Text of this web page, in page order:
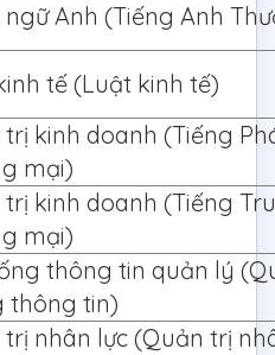
Anh (Tiếng Anh
tế (Luật kinh tế)
kinh doanh (Tiếng
mại)
kinh doanh (Tiếng
mại)
thông tin quản lý
thông tin)
nhân lực (Quản trị